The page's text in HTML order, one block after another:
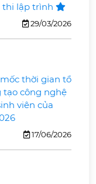
thi lập trình
29/03/2026
thời gian tổ
tạo công nghệ
viên của
17/06/2026